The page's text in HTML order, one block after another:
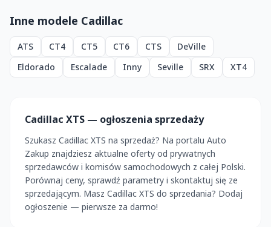
Inne modele Cadillac
ATS CT4 CT5 CT6 CTS
DeVille
Eldorado
Escalade Inny Seville SRX XT4
Cadillac XTS — ogłoszenia sprzedaży
Szukasz Cadillac XTS na sprzedaż? Na portalu Auto
Zakup znajdziesz aktualne oferty od prywatnych
sprzedawców i komisów samochodowych z całej Polski.
Porównaj ceny, sprawdź parametry i skontaktuj się ze
sprzedającym. Masz Cadillac XTS do sprzedania? Dodaj
ogłoszenie — pierwsze za darmo!